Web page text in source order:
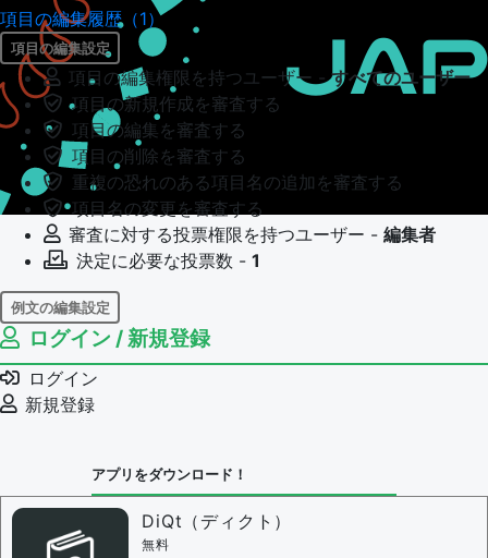
項目の編集履歴（1）
項目の編集設定
項目の編集権限を持つユーザー -すべてのユーザー
項目の新規作成を審査する
項目の編集を審査する
項目の削除を審査する
重複の恐れのある項目名の追加を審査する
項目名の変更を審査する
審査に対する投票権限を持つユーザー - 編集者
決定に必要な投票数 - 1
例文の編集設定
例文の編集権限を持つユーザー -
例文の編集を審査する
例文の削除を審査する
審査に対する投票権限を持つユーザー -
問題の編集権限を持つユーザー -
審査に対する投票権限を持つユーザー -
ログイン / 新規登録
ログイン
新規登録
アプリをダウンロード！
DiQt（ディクト）
無料